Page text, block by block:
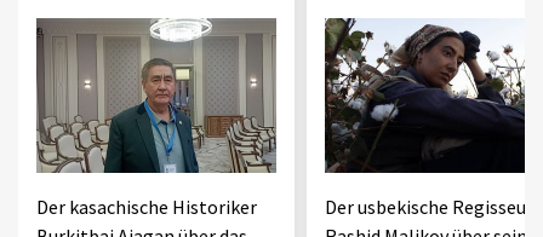
Der kasachische Historiker
Der usbekische Regisseur